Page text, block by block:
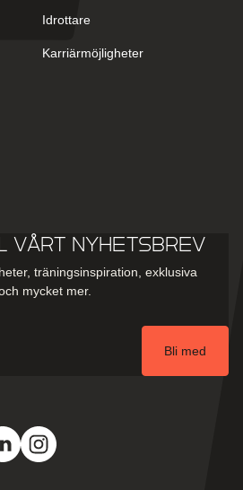
Idrottare
Karriärmöjligheter
vårt nyhetsbrev
träningsinspiration, exklusiva
mycket mer.
Bli med